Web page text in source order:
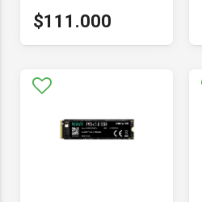
$111.000